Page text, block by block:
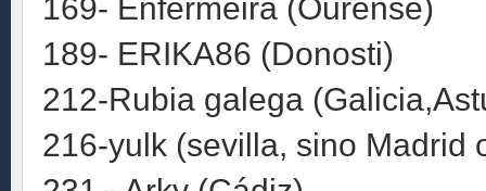
169- Enfermeira (Ourense)
189- ERIKA86 (Donosti)
212-Rubia galega
216-yulk (sevilla, sino Madrid